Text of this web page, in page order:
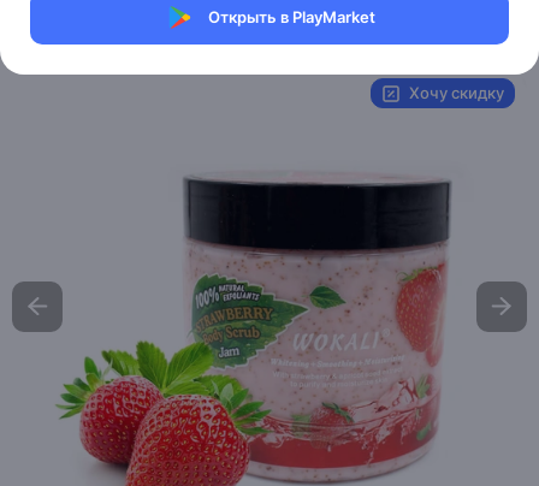
Открыть в PlayMarket
Артикул: WXXM42416
Хочу скидку